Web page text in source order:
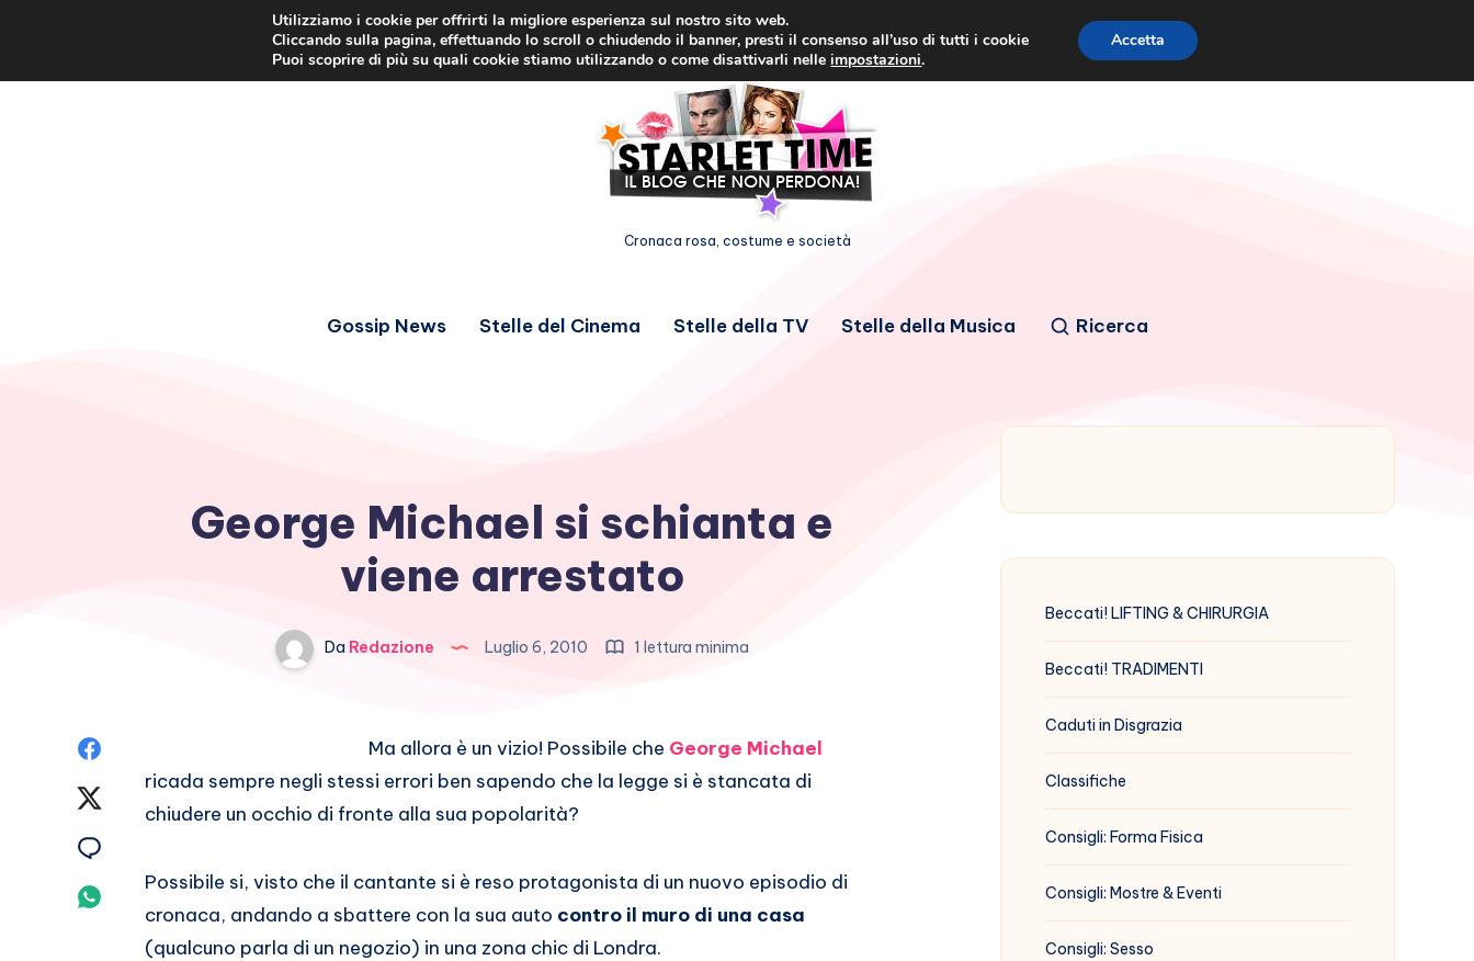
Cronaca rosa, costume e società
Gossip News Stelle del Cinema Stelle della TV Stelle della Musica Ricerca
George Michael si schianta e
viene arrestato
Da Redazione Luglio 6, 2010 1 lettura minima
Twitter
Condividi
Ma allora è un vizio! Possibile che George Michael
ricada sempre negli stessi errori ben sapendo che la legge si è stancata di
chiudere un occhio di fronte alla sua popolarità?
Possibile si, visto che il cantante si è reso protagonista di un nuovo episodio di
cronaca, andando a sbattere con la sua auto contro il muro di una casa
(qualcuno parla di un negozio) in una zona chic di Londra.
Beccati! LIFTING & CHIRURGIA
Beccati! TRADIMENTI
Caduti in Disgrazia
Classifiche
Consigli: Forma Fisica
Consigli: Mostre & Eventi
Consigli: Sesso
Utilizziamo i cookie per offrirti la migliore esperienza sul nostro sito web.
Cliccando sulla pagina, effettuando lo scroll o chiudendo il banner, presti il consenso all’uso di tutti i cookie
Puoi scoprire di più su quali cookie stiamo utilizzando o come disattivarli nelleimpostazioni.
Accetta